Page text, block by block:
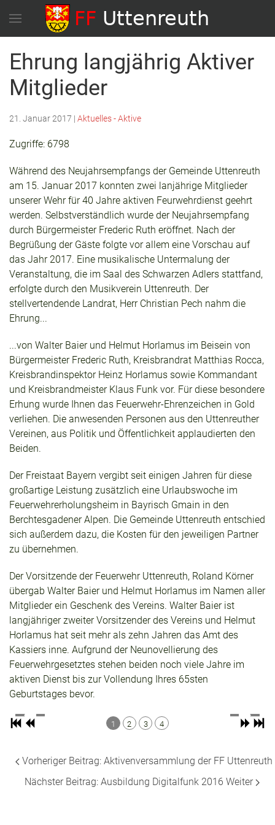
Ehrung langjährig Aktiver
Mitglieder
21. Januar 2017 | Aktuelles - Aktive
Zugriffe: 6798
Während des Neujahrsempfangs der Gemeinde Uttenreuth
am 15. Januar 2017 konnten zwei lanjährige Mitglieder
unserer Wehr für 40 Jahre aktiven Feurwehrdienst geehrt
werden. Selbstverständlich wurde der Neujahrsempfang
durch Bürgermeister Frederic Ruth eröffnet. Nach der
Begrüßung der Gäste folgte vor allem eine Vorschau auf
das Jahr 2017. Eine musikalische Untermalung der
Veranstaltung, die im Saal des Schwarzen Adlers stattfand,
erfolgte durch den Musikverein Uttenreuth. Der
stellvertendende Landrat, Herr Christian Pech nahm die
Ehrung...
...von Walter Baier und Helmut Horlamus im Beisein von
Bürgermeister Frederic Ruth, Kreisbrandrat Matthias Rocca,
Kreisbrandinspektor Heinz Horlamus sowie Kommandant
und Kreisbrandmeister Klaus Funk vor. Für diese besondere
Erhung wurde Ihnen das Feuerwehr-Ehrenzeichen in Gold
verliehen. Die anwesenden Personen aus den Uttenreuther
Vereinen, aus Politik und Öffentlichkeit applaudierten den
Beiden.
Der Freistaat Bayern vergibt seit einigen Jahren für diese
großartige Leistung zusätzlich eine Urlaubswoche im
Feuerwehrerholungsheim in Bayrisch Gmain in den
Berchtesgadener Alpen. Die Gemeinde Uttenreuth entschied
sich außerdem dazu, die Kosten für den jeweiligen Partner
zu übernehmen.
Der Vorsitzende der Feuerwehr Uttenreuth, Roland Körner
übergab Walter Baier und Helmut Horlamus im Namen aller
Mitglieder ein Geschenk des Vereins. Walter Baier ist
langjähriger zweiter Vorsitzender des Vereins und Helmut
Horlamus hat seit mehr als zehn Jahren das Amt des
Kassiers inne. Aufgrund der Neunovellierung des
Feuerwehrgesetztes stehen beiden noch viele Jahre im
aktiven Dienst bis zur Vollendung Ihres 65sten
Geburtstages bevor.
1 2 3 4
Vorheriger Beitrag: Aktivenversammlung der FF Uttenreuth
Nächster Beitrag: Ausbildung Digitalfunk 2016 Weiter